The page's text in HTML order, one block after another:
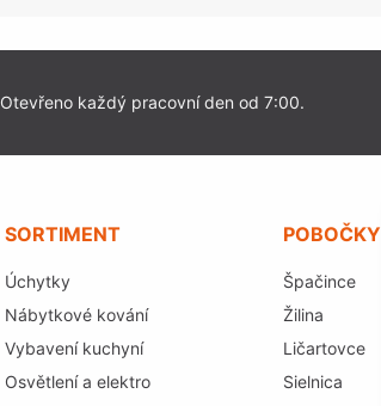
Otevřeno každý pracovní den od 7:00.
SORTIMENT
Úchytky
Nábytkové kování
Vybavení kuchyní
Osvětlení a elektro
POBOČKY
Špačince
Žilina
Ličartovce
Sielnica